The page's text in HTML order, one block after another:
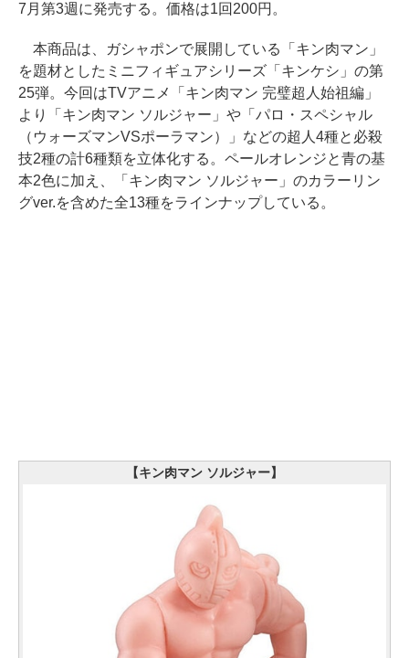
7月第3週に発売する。価格は1回200円。
本商品は、ガシャポンで展開している「キン肉マン」
を題材としたミニフィギュアシリーズ「キンケシ」の第
25弾。今回はTVアニメ「キン肉マン 完璧超人始祖編」
より「キン肉マン ソルジャー」や「パロ・スペシャル
（ウォーズマンVSポーラマン）」などの超人4種と必殺
技2種の計6種類を立体化する。ペールオレンジと青の基
本2色に加え、「キン肉マン ソルジャー」のカラーリン
グver.を含めた全13種をラインナップしている。
【キン肉マン ソルジャー】